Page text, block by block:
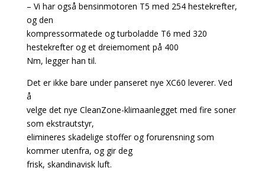
– Vi har også bensinmotoren T5 med 254 hestekrefter,
og den
kompressormatede og turboladde T6 med 320
hestekrefter og et dreiemoment på 400
Nm, legger han til.
Det er ikke bare under panseret nye XC60 leverer. Ved
å
velge det nye CleanZone-klimaanlegget med fire soner
som ekstrautstyr,
elimineres skadelige stoffer og forurensning som
kommer utenfra, og gir deg
frisk, skandinavisk luft.